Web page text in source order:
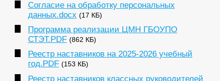
Согласие на обработку персональных
данных.docx (17 КБ)
Программа реализации ЦМН ГБОУПО
СТЭТ.PDF (862 КБ)
Реестр наставников на 2025-2026 учебный
год.PDF (153 КБ)
Реестр наставников классных руководителей